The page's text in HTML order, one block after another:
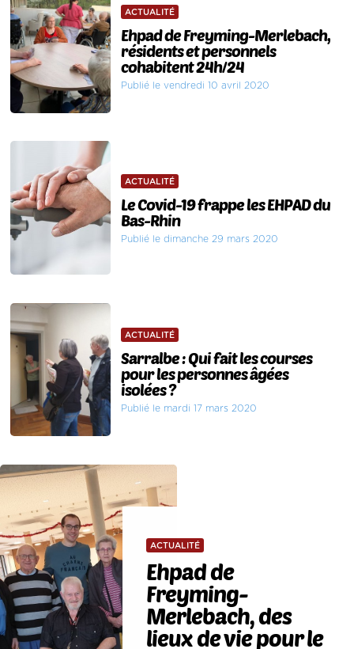
ACTUALITÉ
Ehpad de Freyming-Merlebach,
résidents et personnels
cohabitent 24h/24
Publié le vendredi 10 avril 2020
ACTUALITÉ
Le Covid-19 frappe les EHPAD du
Bas-Rhin
Publié le dimanche 29 mars 2020
ACTUALITÉ
Sarralbe : Qui fait les courses
pour les personnes âgées
isolées ?
Publié le mardi 17 mars 2020
ACTUALITÉ
Ehpad de
Freyming-
Merlebach, des
lieux de vie pour le